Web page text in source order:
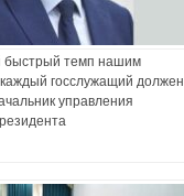
быстрый темп нашим
госслужащий должен
управления